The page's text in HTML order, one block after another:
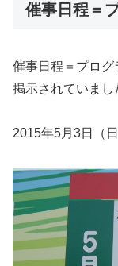
催事日程＝
催事日程＝プログ
掲示されていまし
2015年5月3日（日